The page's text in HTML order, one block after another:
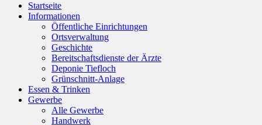
Startseite
Informationen
Öffentliche Einrichtungen
Ortsverwaltung
Geschichte
Bereitschaftsdienste der Ärzte
Deponie Tiefloch
Grünschnitt-Anlage
Essen & Trinken
Gewerbe
Alle Gewerbe
Handwerk